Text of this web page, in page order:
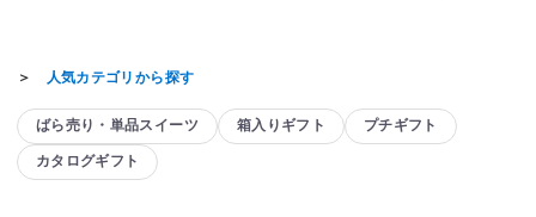
＞ 人気カテゴリから探す
ばら売り・単品スイーツ 箱入りギフト プチギフト
カタログギフト